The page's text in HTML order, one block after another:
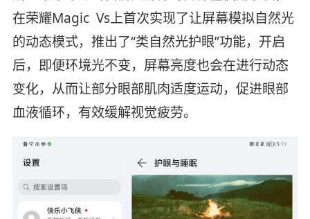
在荣耀Magic Vs上首次实现了让屏幕模拟自然光
的动态模式，推出了“类自然光护眼”功能，开启
后，即便环境光不变，屏幕亮度也会在进行动态
变化，从而让部分眼部肌肉适度运动，促进眼部
血液循环，有效缓解视觉疲劳。